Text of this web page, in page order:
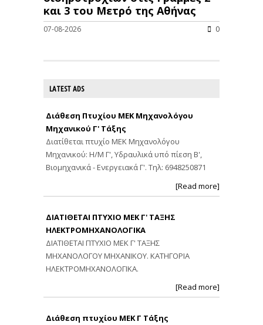
και 3 του Μετρό της Αθήνας
07-08-2026 0
LATEST ADS
Διάθεση Πτυχίου ΜΕΚ Μηχανολόγου
Μηχανικού Γ' Τάξης
Διατίθεται πτυχίο ΜΕΚ Μηχανολόγου
Μηχανικού: Η/Μ Γ', Υδραυλικά υπό πίεση Β',
Βιομηχανικά - Ενεργειακά Γ'. Τηλ: 6948250871
[Read more]
ΔΙΑΤΙΘΕΤΑΙ ΠΤΥΧΙΟ ΜΕΚ Γ' ΤΑΞΗΣ
ΗΛΕΚΤΡΟΜΗΧΑΝΟΛΟΓΙΚΑ
ΔΙΑΤΙΘΕΤΑΙ ΠΤΥΧΙΟ ΜΕΚ Γ' ΤΑΞΗΣ
ΜΗΧΑΝΟΛΟΓΟΥ ΜΗΧΑΝΙΚΟΥ. ΚΑΤΗΓΟΡΙΑ
ΗΛΕΚΤΡΟΜΗΧΑΝΟΛΟΓΙΚΑ.
[Read more]
Διάθεση πτυχίου ΜΕΚ Γ Τάξης